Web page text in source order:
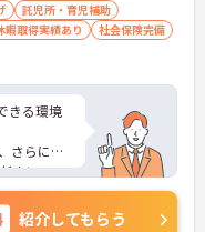
託児所・育児補助
暇取得実績あり
社会保険完備
きる環境
さらに詳
さい。
紹介してもらう